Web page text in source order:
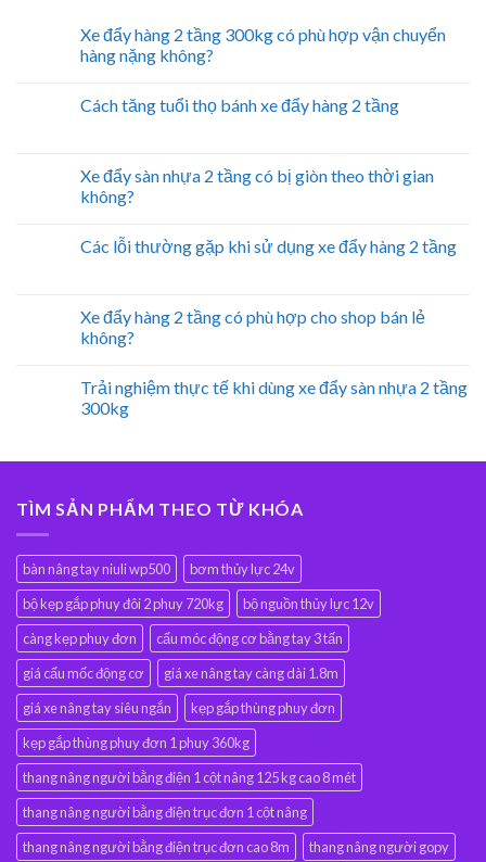
Xe đẩy hàng 2 tầng 300kg có phù hợp vận chuyển
hàng nặng không?
Cách tăng tuổi thọ bánh xe đẩy hàng 2 tầng
Xe đẩy sàn nhựa 2 tầng có bị giòn theo thời gian
không?
Các lỗi thường gặp khi sử dụng xe đẩy hàng 2 tầng
Xe đẩy hàng 2 tầng có phù hợp cho shop bán lẻ
không?
Trải nghiệm thực tế khi dùng xe đẩy sàn nhựa 2 tầng
300kg
TÌM SẢN PHẨM THEO TỪ KHÓA
bàn nâng tay niuli wp500
bơm thủy lực 24v
bộ kẹp gắp phuy đôi 2 phuy 720kg
bộ nguồn thủy lực 12v
càng kẹp phuy đơn
cẩu móc động cơ bằng tay 3 tấn
giá cẩu mốc động cơ
giá xe nâng tay càng dài 1.8m
giá xe nâng tay siêu ngắn
kẹp gắp thùng phuy đơn
kẹp gắp thùng phuy đơn 1 phuy 360kg
thang nâng người bằng điện 1 cột nâng 125 kg cao 8 mét
thang nâng người bằng điện trục đơn 1 cột nâng
thang nâng người bằng điện trục đơn cao 8m
thang nâng người gopy